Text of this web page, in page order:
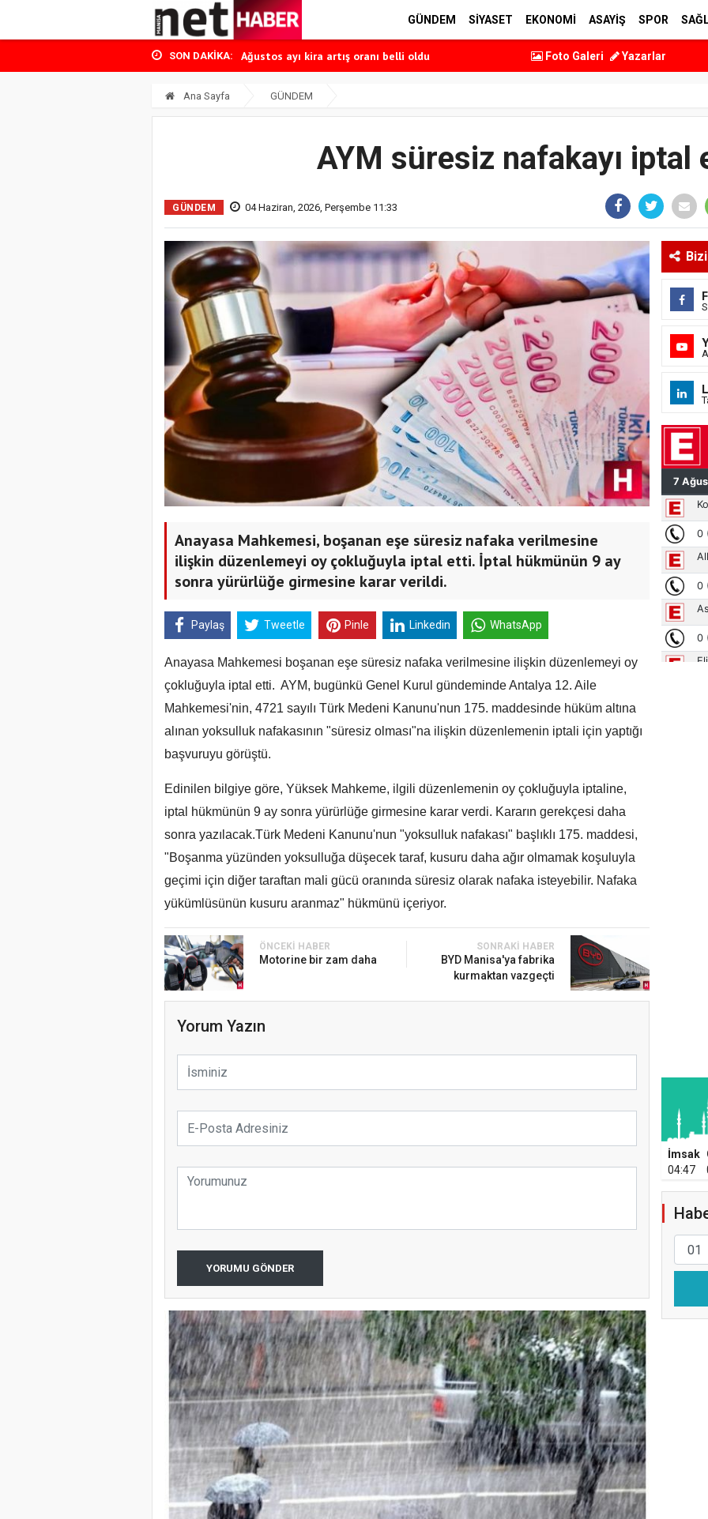
GÜNDEM SİYASET EKONOMİ ASAYİŞ SPOR
SON DAKIKA:
Manisa uyuşturucu operasyonu
Gram altında yükselişe geçti
Ağustos ayı kira artış oranı belli oldu
Temmuz ayı enflasyonu belli oldu
Dutlulu CHP’den istifa etti
Foto Galeri Yazarlar
Ana Sayfa GÜNDEM
AYM süresiz nafakayı iptal
GÜNDEM 04 Haziran, 2026, Perşembe 11:33
Anayasa Mahkemesi, boşanan eşe süresiz nafaka verilmesine
ilişkin düzenlemeyi oy çokluğuyla iptal etti. İptal hükmünün 9 ay
sonra yürürlüğe girmesine karar verildi.
Paylaş Tweetle Pinle Linkedin WhatsApp
Anayasa Mahkemesi boşanan eşe süresiz nafaka verilmesine ilişkin düzenlemeyi oy
çokluğuyla iptal etti. AYM, bugünkü Genel Kurul gündeminde Antalya 12. Aile
Mahkemesi'nin, 4721 sayılı Türk Medeni Kanunu'nun 175. maddesinde hüküm altına
alınan yoksulluk nafakasının "süresiz olması"na ilişkin düzenlemenin iptali için yaptığı
başvuruyu görüştü.
Edinilen bilgiye göre, Yüksek Mahkeme, ilgili düzenlemenin oy çokluğuyla iptaline,
iptal hükmünün 9 ay sonra yürürlüğe girmesine karar verdi. Kararın gerekçesi daha
sonra yazılacak.Türk Medeni Kanunu'nun "yoksulluk nafakası" başlıklı 175. maddesi,
"Boşanma yüzünden yoksulluğa düşecek taraf, kusuru daha ağır olmamak koşuluyla
geçimi için diğer taraftan mali gücü oranında süresiz olarak nafaka isteyebilir. Nafaka
yükümlüsünün kusuru aranmaz" hükmünü içeriyor.
ÖNCEKI HABER
Motorine bir zam daha
SONRAKI HABER
BYD Manisa'ya fabrika
kurmaktan vazgeçti
Yorum Yazın
YORUMU GÖNDER
İmsak
04:47